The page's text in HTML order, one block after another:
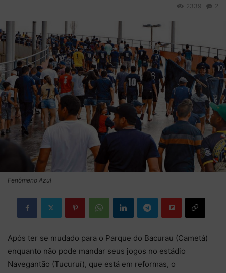
2
2339
Fenômeno Azul
Após ter se mudado para o Parque do Bacurau (Cametá)
enquanto não pode mandar seus jogos no estádio
Navegantão (Tucuruí), que está em reformas, o